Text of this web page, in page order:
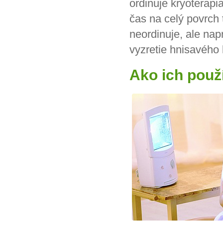
ordinuje
čas na celý
neordinuje, ale
vyzretie
Ako ich